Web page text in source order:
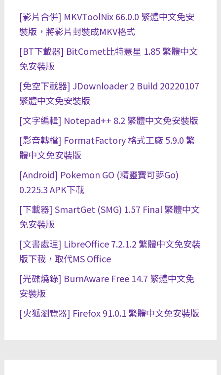
[影片合併] MKVToolNix 66.0.0 繁體中文免安
裝版，將影片封裝成MKV格式
[BT下載器] BitComet比特慧星 1.85 繁體中文
免安裝版
[免空下載器] JDownloader 2 Build 20220107
繁體中文免安裝版
[文字編輯] Notepad++ 8.2 繁體中文免安裝版
[影音轉檔] FormatFactory 格式工廠 5.9.0 繁
體中文免安裝版
[Android] Pokemon GO (精靈寶可夢Go)
0.225.3 APK下載
[下載器] SmartGet (SMG) 1.57 Final 繁體中文
免安裝版
[文書處理] LibreOffice 7.2.1.2 繁體中文免安裝
版下載，取代MS Office
[光碟燒錄] BurnAware Free 14.7 繁體中文免
安裝版
[火狐瀏覽器] Firefox 91.0.1 繁體中文免安裝版